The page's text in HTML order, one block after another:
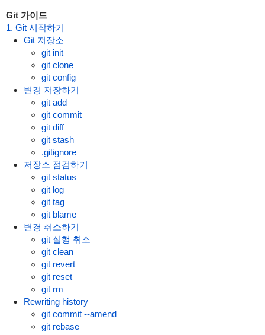
Git 가이드
1. Git 시작하기
Git 저장소
git init
git clone
git config
변경 저장하기
git add
git commit
git diff
git stash
.gitignore
저장소 점검하기
git status
git log
git tag
git blame
변경 취소하기
git 실행 취소
git clean
git revert
git reset
git rm
Rewriting history
git commit --amend
git rebase